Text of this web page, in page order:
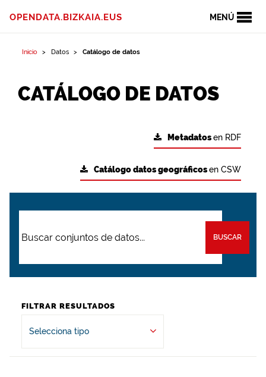
MENÚ
OPENDATA.BIZKAIA.EUS
Inicio Datos Catálogo de datos
CATÁLOGO DE DATOS
Metadatosen RDF
Catálogo datos geográficosen CSW
BUSCAR
FILTRAR RESULTADOS
Selecciona tipo